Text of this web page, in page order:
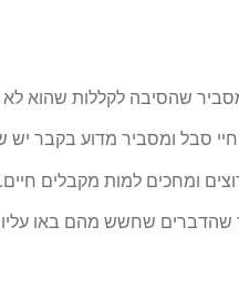
ומסביר שהסיבה לקללות שהוא
חיי סבל ומסביר מדוע בקבר יש
ומחכים למות מקבלים חיים.
שהדברים שחשש מהם באו עליו